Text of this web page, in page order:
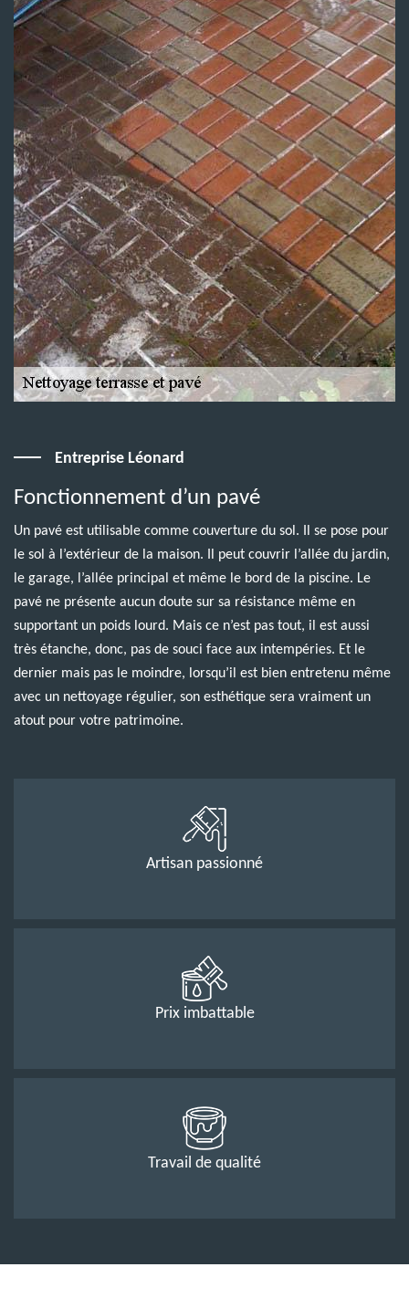
Entreprise Léonard
Fonctionnement d’un pavé
Un pavé est utilisable comme couverture du sol. Il se pose pour
le sol à l’extérieur de la maison. Il peut couvrir l’allée du jardin,
le garage, l’allée principal et même le bord de la piscine. Le
pavé ne présente aucun doute sur sa résistance même en
supportant un poids lourd. Mais ce n’est pas tout, il est aussi
très étanche, donc, pas de souci face aux intempéries. Et le
dernier mais pas le moindre, lorsqu’il est bien entretenu même
avec un nettoyage régulier, son esthétique sera vraiment un
atout pour votre patrimoine.
Artisan passionné
Prix imbattable
Travail de qualité